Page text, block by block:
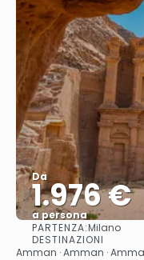
Da
1.976 €
a persona
PARTENZA:Milano
DESTINAZIONI
Amman · Amman ·